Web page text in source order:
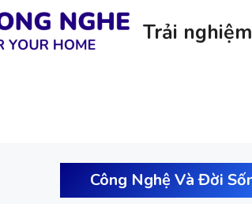
Trải
Công Nghệ Và Đời